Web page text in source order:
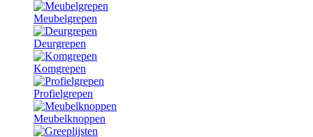
Meubelgrepen
Deurgrepen
Komgrepen
Profielgrepen
Meubelknoppen